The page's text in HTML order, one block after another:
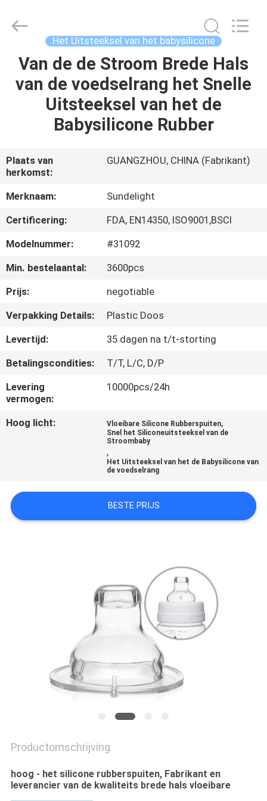
THUIS
PRODUCTEN
OVER
ONS
FABRIEKSREIS
KWALITEITSCONTROLE
CONTACTEER
ONS
NIEUWS
ALLE
GEVALLEN
SITEMAP
Infant
products
Reserved.
Het Uitsteeksel van het babysilicone
Van de de Stroom Brede Hals
van de voedselrang het Snelle
Uitsteeksel van het de
Babysilicone Rubber
Plaats van
herkomst:
GUANGZHOU, CHINA (Fabrikant)
Merknaam:
Sundelight
Certificering:
FDA, EN14350, ISO9001,BSCI
Modelnummer:
#31092
Min. bestelaantal:
3600pcs
Prijs:
negotiable
Verpakking Details:
Plastic Doos
Levertijd:
35 dagen na t/t-storting
Betalingscondities:
T/T, L/C, D/P
Levering
vermogen:
10000pcs/24h
Hoog licht: Vloeibare Silicone Rubberspuiten,
Snel het Siliconeuitsteeksel van de
Stroombaby
,
Het Uitsteeksel van het de Babysilicone van
de voedselrang
BESTE PRIJS
Productomschrijving
hoog - het silicone rubberspuiten, Fabrikant en
leverancier van de kwaliteits brede hals vloeibare